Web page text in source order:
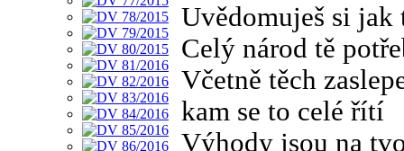
Uvědomuješ si jak
Celý národ tě
Včetně těch
kam se to celé řítí
Výhody jsou na